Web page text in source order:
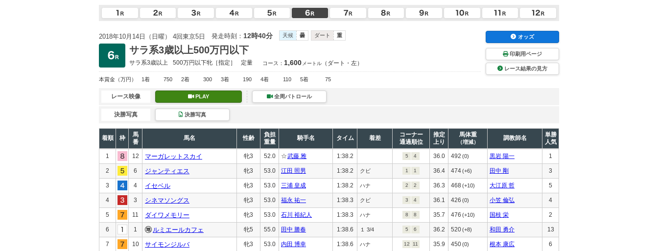
2018年10月14日（日曜） 4回東京5日 発走時刻： 12時40分 天候 曇 ダート 重
サラ系3歳以上500万円以下
サラ系3歳以上 500万円以下牝［指定］ 定量 コース： 1,600 メートル （ダート・左）
本賞金 （万円） 1着 750 2着 300 3着 190 4着 110 5着 75
オッズ
印刷用ページ
レース結果の見方
レース映像 PLAY 全周パトロール
決勝写真 決勝写真
着順 枠
馬
番
馬名 性齢
負担
重量
騎手名 タイム 着差
コーナー
通過順位
推定
上り
馬体重
（増減）
調教師名
単勝
人気
1 12 マーガレットスカイ 牝3 52.0 ☆武藤 雅 1:38.2 5 4 36.0 492 (0) 黒岩 陽一 1
2 6 ジャンティエス 牝3 53.0 江田 照男 1:38.2 クビ 1 1 36.4 474(+6) 田中 剛 3
3 4 イセベル 牝3 53.0 三浦 皇成 1:38.2 ハナ 2 2 36.3 468(+10) 大江原 哲 5
4 3 シネマソングス 牝3 53.0 福永 祐一 1:38.3 クビ 3 4 36.1 426 (0) 小笠 倫弘 4
5 11 ダイワメモリー 牝3 53.0 石川 裕紀人 1:38.3 ハナ 8 8 35.7 476 (+10) 国枝 栄 2
6 1 ルミエールカフェ 牝5 55.0 田中 勝春 1:38.6 １ 3/4 5 6 36.2 520(+8) 和田 勇介 13
7 10 サイモンジルバ 牝3 53.0 内田 博幸 1:38.6 ハナ 12 11 35.9 450(0) 根本 康広 6